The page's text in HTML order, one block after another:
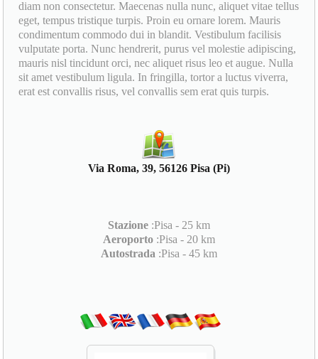
diam non consectetur. Maecenas nulla nunc, aliquet vitae tellus
eget, tempus tristique turpis. Proin eu ornare lorem. Mauris
condimentum commodo dui in blandit. Vestibulum facilisis
vulputate porta. Nunc hendrerit, purus vel molestie adipiscing,
mauris nisl tincidunt orci, nec aliquet risus leo et augue. Nulla
sit amet vestibulum ligula. In fringilla, tortor a luctus viverra,
erat est convallis risus, vel convallis sem erat quis turpis.
Via Roma, 39, 56126 Pisa (Pi)
Stazione :Pisa - 25 km
Aeroporto :Pisa - 20 km
Autostrada :Pisa - 45 km